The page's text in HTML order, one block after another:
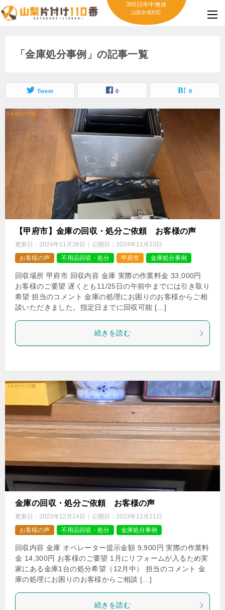
365日年中無休
山梨全域対応
「金庫処分事例」の記事一覧
Tweet 0 0
【甲府市】金庫の回収・処分ご依頼 お客様の声
更新日： 2024年11月26日 公開日： 2024年11月23日
お客様の声
不用品回収・処分 甲府市 金庫処分事例
回収場所 甲府市 回収内容 金庫 実際の作業料金 33,000円
お客様のご要望 遅くとも11/25日の午前中までには引き取り
希望 担当のコメント 金庫の処理にお困りのお客様からご相
談いただきました。指定日までに回収可能 […]
続きを読む
金庫の回収・処分ご依頼 お客様の声
更新日： 2023年12月24日 公開日： 2023年12月21日
お客様の声
不用品回収・処分 金庫処分事例
回収内容 金庫 オペレーター提示金額 9,900円 実際の作業料
金 14,300円 お客様のご要望 1月にリフォームが入るため実
家にある金庫1台の処分希望（12月中） 担当のコメント 金
庫の処理にお困りのお客様からご相談 […]
続きを読む